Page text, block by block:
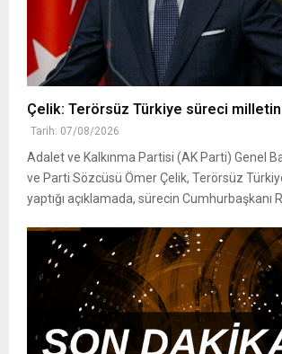
Çelik: Terörsüz Türkiye süreci milletin
Tarih: 07/08/2026
Adalet ve Kalkınma Partisi (AK Parti) Genel
ve Parti Sözcüsü Ömer Çelik, Terörsüz
yaptığı açıklamada, sürecin Cumhurbaşkanı